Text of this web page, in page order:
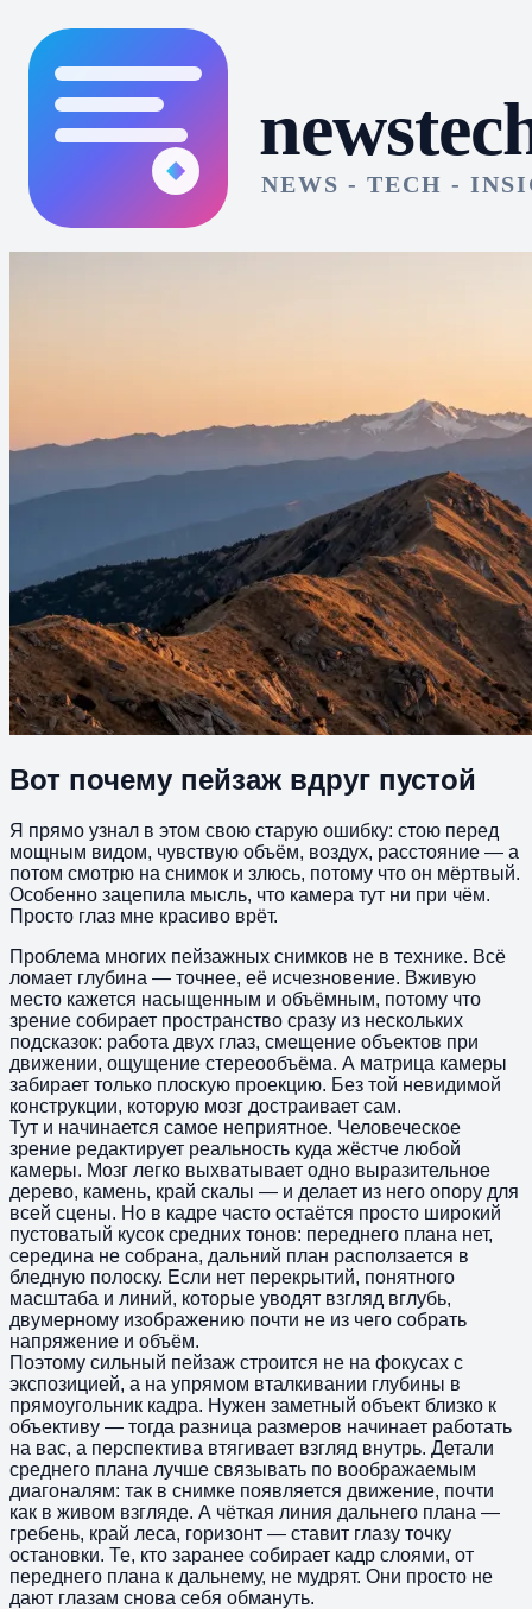
Вот почему пейзаж вдруг пустой
Я прямо узнал в этом свою старую ошибку: стою перед
мощным видом, чувствую объём, воздух, расстояние — а
потом смотрю на снимок и злюсь, потому что он мёртвый.
Особенно зацепила мысль, что камера тут ни при чём.
Просто глаз мне красиво врёт.
Проблема многих пейзажных снимков не в технике. Всё
ломает глубина — точнее, её исчезновение. Вживую
место кажется насыщенным и объёмным, потому что
зрение собирает пространство сразу из нескольких
подсказок: работа двух глаз, смещение объектов при
движении, ощущение стереообъёма. А матрица камеры
забирает только плоскую проекцию. Без той невидимой
конструкции, которую мозг достраивает сам.
Тут и начинается самое неприятное. Человеческое
зрение редактирует реальность куда жёстче любой
камеры. Мозг легко выхватывает одно выразительное
дерево, камень, край скалы — и делает из него опору для
всей сцены. Но в кадре часто остаётся просто широкий
пустоватый кусок средних тонов: переднего плана нет,
середина не собрана, дальний план расползается в
бледную полоску. Если нет перекрытий, понятного
масштаба и линий, которые уводят взгляд вглубь,
двумерному изображению почти не из чего собрать
напряжение и объём.
Поэтому сильный пейзаж строится не на фокусах с
экспозицией, а на упрямом вталкивании глубины в
прямоугольник кадра. Нужен заметный объект близко к
объективу — тогда разница размеров начинает работать
на вас, а перспектива втягивает взгляд внутрь. Детали
среднего плана лучше связывать по воображаемым
диагоналям: так в снимке появляется движение, почти
как в живом взгляде. А чёткая линия дальнего плана —
гребень, край леса, горизонт — ставит глазу точку
остановки. Те, кто заранее собирает кадр слоями, от
переднего плана к дальнему, не мудрят. Они просто не
дают глазам снова себя обмануть.